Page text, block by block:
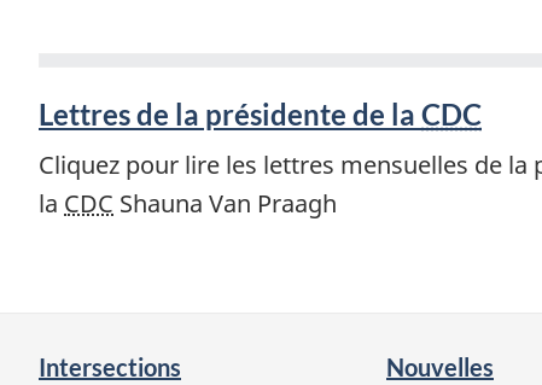
Lettres de la présidente de la CDC
Cliquez pour lire les lettres mensuelles de la
la CDC Shauna Van Praagh
Intersections Nouvelles